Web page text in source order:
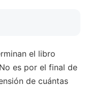
el libro
es por el final de
de cuántas